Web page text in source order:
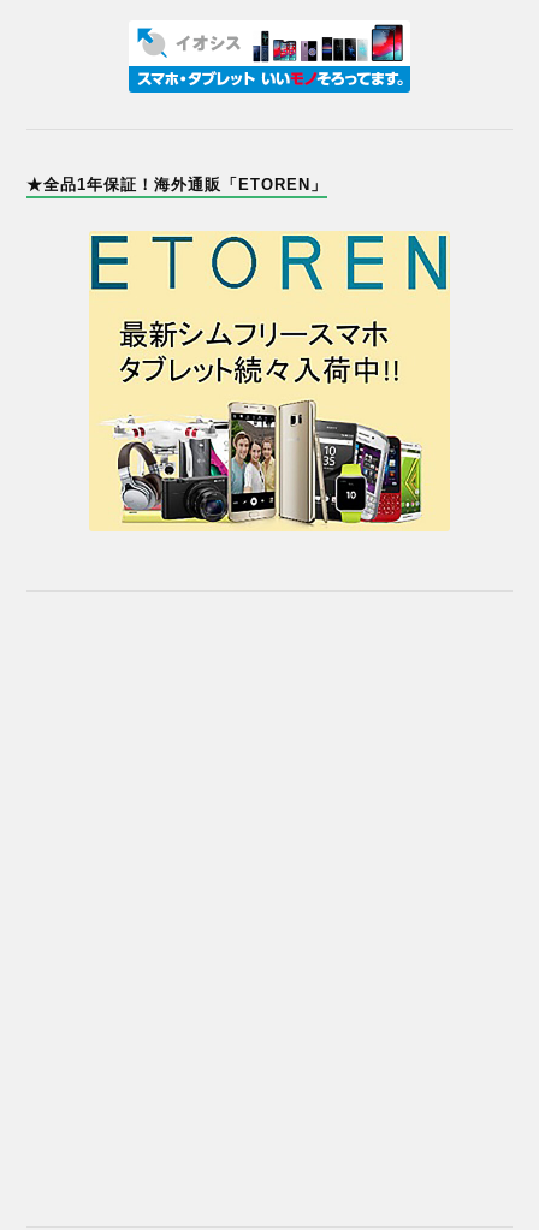
★全品1年保証！海外通販「ETOREN」